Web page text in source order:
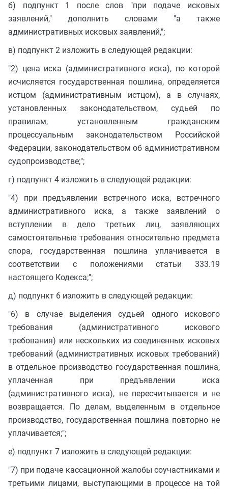
б) подпункт 1 после слов "при подаче исковых
заявлений," дополнить словами "а также
административных исковых заявлений,";
в) подпункт 2 изложить в следующей редакции:
"2) цена иска (административного иска), по которой
исчисляется государственная пошлина, определяется
истцом (административным истцом), а в случаях,
установленных законодательством, судьей по
правилам, установленным гражданским
процессуальным законодательством Российской
Федерации, законодательством об административном
судопроизводстве;";
г) подпункт 4 изложить в следующей редакции:
"4) при предъявлении встречного иска, встречного
административного иска, а также заявлений о
вступлении в дело третьих лиц, заявляющих
самостоятельные требования относительно предмета
спора, государственная пошлина уплачивается в
соответствии с положениями статьи 333.19
настоящего Кодекса;";
д) подпункт 6 изложить в следующей редакции:
"6) в случае выделения судьей одного искового
требования (административного искового
требования) или нескольких из соединенных исковых
требований (административных исковых требований)
в отдельное производство государственная пошлина,
уплаченная при предъявлении иска
(административного иска), не пересчитывается и не
возвращается. По делам, выделенным в отдельное
производство, государственная пошлина повторно не
уплачивается;";
е) подпункт 7 изложить в следующей редакции:
"7) при подаче кассационной жалобы соучастниками и
третьими лицами, выступающими в процессе на той